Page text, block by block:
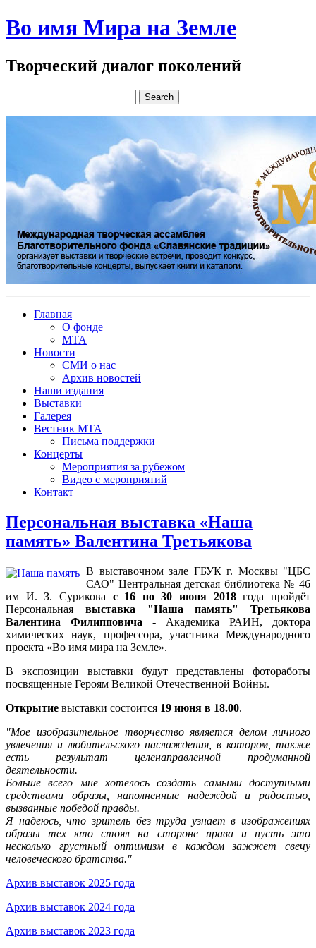
Во имя Мира на Земле
Творческий диалог поколений
Главная
О фонде
МТА
Новости
СМИ о нас
Архив новостей
Наши издания
Выставки
Галерея
Вестник МТА
Письма поддержки
Концерты
Мероприятия за рубежом
Видео с мероприятий
Контакт
Персональная выставка «Наша
память» Валентина Третьякова
В выставочном зале ГБУК г. Москвы "ЦБС
САО" Центральная детская библиотека № 46
им И. З. Сурикова с 16 по 30 июня 2018года пройдёт
Персональная выставка "Наша память" Третьякова
Валентина Филипповича - Академика РАИН, доктора
химических наук, профессора, участника Международного
проекта «Во имя мира на Земле».
В экспозиции выставки будут представлены фотоработы
посвященные Героям Великой Отечественной Войны.
Открытие выставки состоится 19 июня в 18.00.
"Мое изобразительное творчество является делом личного
увлечения и любительского наслаждения, в котором, также
есть результат целенаправленной продуманной
деятельности.
Больше всего мне хотелось создать самыми доступными
средствами образы, наполненные надеждой и радостью,
вызванные победой правды.
Я надеюсь, что зритель без труда узнает в изображениях
образы тех кто стоял на стороне права и пусть это
несколько грустный оптимизм в каждом зажжет свечу
человеческого братства."
Архив выставок 2025 года
Архив выставок 2024 года
Архив выставок 2023 года